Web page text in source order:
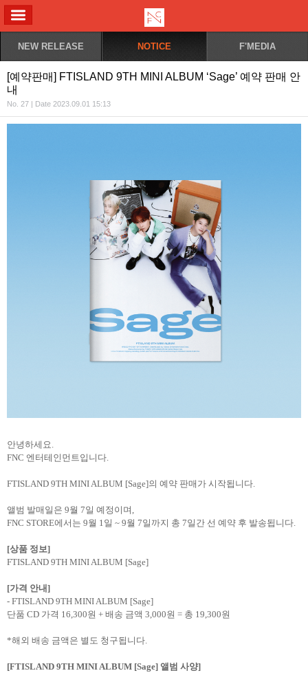
NEW RELEASE NOTICE F'MEDIA
[예약판매] FTISLAND 9TH MINI ALBUM ‘Sage’ 예약 판매 안
내
No. 27 | Date 2023.09.01 15:13
안녕하세요.
FNC 엔터테인먼트입니다.
FTISLAND 9TH MINI ALBUM [Sage]의 예약 판매가 시작됩니다.
앨범 발매일은 9월 7일 예정이며,
FNC STORE에서는 9월 1일 ~ 9월 7일까지 총 7일간 선 예약 후 발송됩니다.
[상품 정보]
FTISLAND 9TH MINI ALBUM [Sage]
[가격 안내]
- FTISLAND 9TH MINI ALBUM [Sage]
단품 CD 가격 16,300원 + 배송 금액 3,000원 = 총 19,300원
*해외 배송 금액은 별도 청구됩니다.
[FTISLAND 9TH MINI ALBUM [Sage] 앨범 사양]